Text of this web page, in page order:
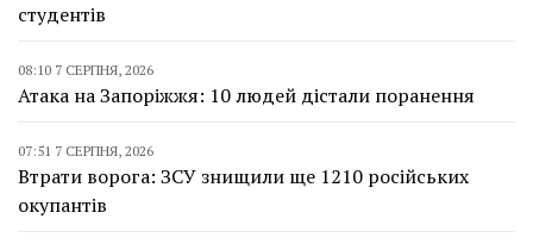
студентів
08:10 7 СЕРПНЯ, 2026
Атака на Запоріжжя: 10 людей дістали поранення
07:51 7 СЕРПНЯ, 2026
Втрати ворога: ЗСУ знищили ще 1210 російських
окупантів